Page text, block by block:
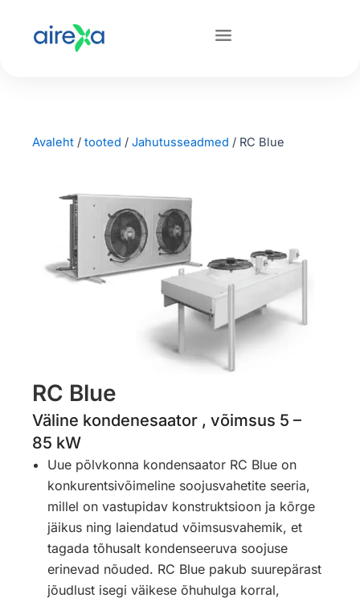
Avaleht / tooted / Jahutusseadmed / RC Blue
RC Blue
Väline kondenesaator , võimsus 5 –
85 kW
Uue põlvkonna kondensaator RC Blue on
konkurentsivõimeline soojusvahetite seeria,
millel on vastupidav konstruktsioon ja kõrge
jäikus ning laiendatud võimsusvahemik, et
tagada tõhusalt kondenseeruva soojuse
erinevad nõuded. RC Blue pakub suurepärast
jõudlust isegi väikese õhuhulga korral,